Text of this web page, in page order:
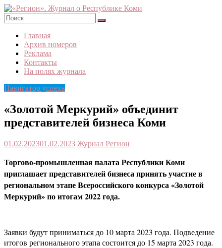
Skip
to
content
«Регион».
Журнал
Республике
Коми
Главная
Архив номеров
Реклама
Контакты
На полях журнала
Навигатор успеха
«Золотой Меркурий» объединит
представителей бизнеса Коми
01.02.202301.02.2023 Журнал Регион
Торгово-промышленная палата Республики Коми
приглашает представителей бизнеса принять участие в
региональном этапе Всероссийского конкурса «Золотой
Меркурий» по итогам 2022 года.
Заявки будут приниматься до 10 марта 2023 года. Подведение
итогов регионального этапа состоится до 15 марта 2023 года.